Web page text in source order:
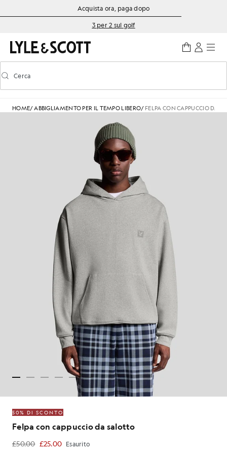
Vai al contenuto principale
Informazioni sull'accessibilitàAcquista ora, paga dopo
3 per 2 sul golf
Attiva/disattiva la ricerca predittiva
Cerca
HOME/ABBIGLIAMENTO PER IL TEMPO LIBERO/ FELPA CON CAPPUCCIO DA
50% DI SCONTO
Felpa con cappuccio da salotto
£50.00 £25.00 Esaurito
£25.00